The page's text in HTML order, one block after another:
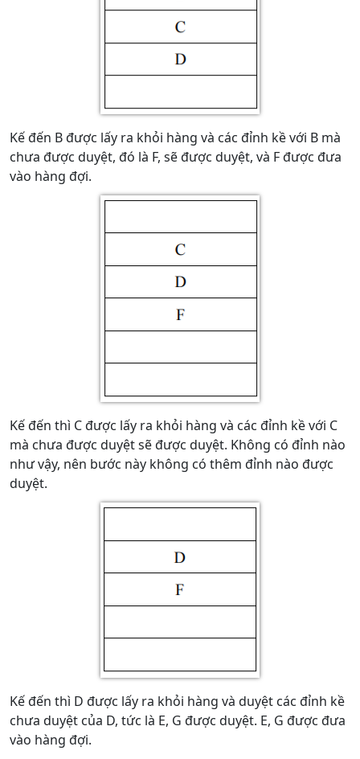
Kế đến B được lấy ra khỏi hàng và các đỉnh kề với B mà
chưa được duyệt, đó là F, sẽ được duyệt, và F được đưa
vào hàng đợi.
Kế đến thì C được lấy ra khỏi hàng và các đỉnh kề với C
mà chưa được duyệt sẽ được duyệt. Không có đỉnh nào
như vậy, nên bước này không có thêm đỉnh nào được
duyệt.
Kế đến thì D được lấy ra khỏi hàng và duyệt các đỉnh kề
chưa duyệt của D, tức là E, G được duyệt. E, G được đưa
vào hàng đợi.